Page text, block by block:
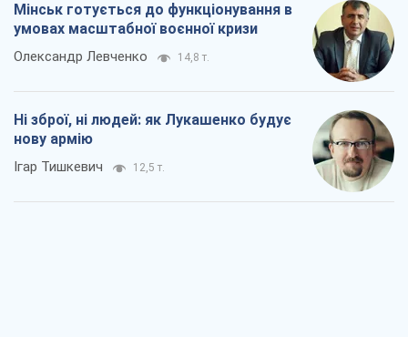
Мінськ готується до функціонування в
умовах масштабної воєнної кризи
Олександр Левченко 14,8 т.
Ні зброї, ні людей: як Лукашенко будує
нову армію
Ігар Тишкевич 12,5 т.